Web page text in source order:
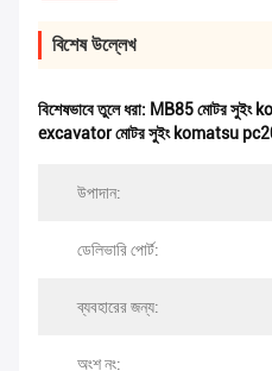
বিশেষ উল্লেখ
বিশেষভাবে তুলে ধরা: MB85 মোটর সুইং
excavator মোটর সুইং komatsu
উপাদান:
ডেলিভারি পোর্ট:
ব্যবহারের জন্য:
অংশ নং: